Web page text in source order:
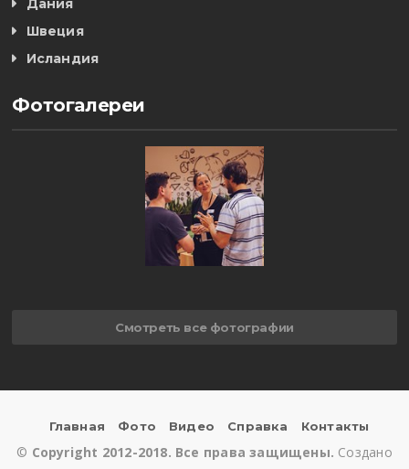
Дания
Швеция
Исландия
Фотогалереи
Смотреть все фотографии
Главная Фото Видео Справка Контакты
© Copyright 2012-2018. Все права защищены. Создано